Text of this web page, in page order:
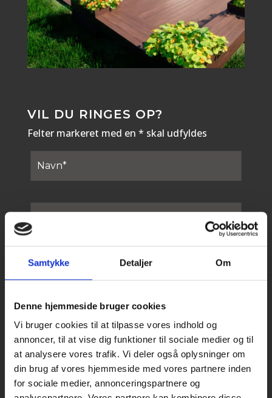
Samtykke Detaljer Om
Denne hjemmeside bruger cookies
Vi bruger cookies til at tilpasse vores indhold og
annoncer, til at vise dig funktioner til sociale medier og til
at analysere vores trafik. Vi deler også oplysninger om
din brug af vores hjemmeside med vores partnere inden
for sociale medier, annonceringspartnere og
VIL DU RINGES OP?
Felter markeret med en * skal udfyldes